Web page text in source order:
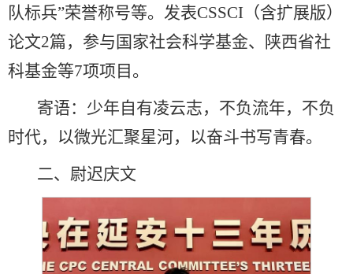
队标兵”荣誉称号等。发表CSSCI（含扩展版）
论文2篇，参与国家社会科学基金、陕西省社
科基金等7项项目。
寄语：少年自有凌云志，不负流年，不负
时代，以微光汇聚星河，以奋斗书写青春。
二、尉迟庆文